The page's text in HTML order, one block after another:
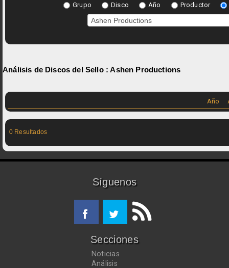
Grupo Disco Año Productor
Análisis de Discos del Sello :Ashen Productions
Año
0 Resultados
Síguenos
Secciones
Noticias
Análisis